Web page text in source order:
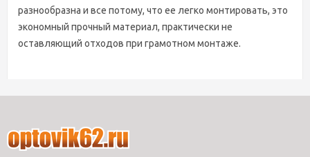
разнообразна и все потому, что ее легко монтировать, это
экономный прочный материал, практически не
оставляющий отходов при грамотном монтаже.